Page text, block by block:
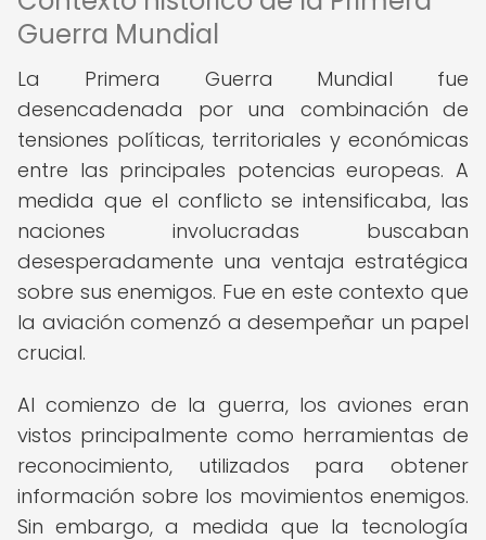
Guerra Mundial
La Primera Guerra Mundial fue
desencadenada por una combinación de
tensiones políticas, territoriales y económicas
entre las principales potencias europeas. A
medida que el conflicto se intensificaba, las
naciones involucradas buscaban
desesperadamente una ventaja estratégica
sobre sus enemigos. Fue en este contexto que
la aviación comenzó a desempeñar un papel
crucial.
Al comienzo de la guerra, los aviones eran
vistos principalmente como herramientas de
reconocimiento, utilizados para obtener
información sobre los movimientos enemigos.
Sin embargo, a medida que la tecnología